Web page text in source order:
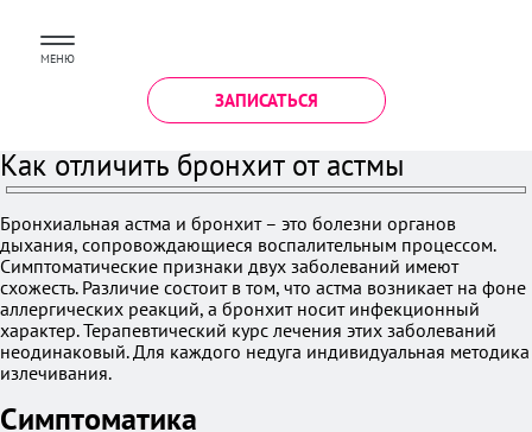
МЕНЮ
ЗАПИСАТЬСЯ
Как отличить бронхит от астмы
Бронхиальная астма и бронхит – это болезни органов
дыхания, сопровождающиеся воспалительным процессом.
Симптоматические признаки двух заболеваний имеют
схожесть. Различие состоит в том, что астма возникает на фоне
аллергических реакций, а бронхит носит инфекционный
характер. Терапевтический курс лечения этих заболеваний
неодинаковый. Для каждого недуга индивидуальная методика
излечивания.
Симптоматика